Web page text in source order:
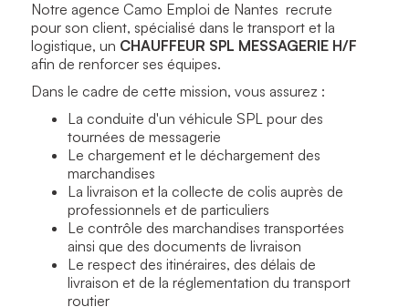
Notre agence Camo Emploi de Nantes recrute
pour son client, spécialisé dans le transport et la
logistique, un CHAUFFEUR SPL MESSAGERIE H/F
afin de renforcer ses équipes.
Dans le cadre de cette mission, vous assurez :
La conduite d'un véhicule SPL pour des
tournées de messagerie
Le chargement et le déchargement des
marchandises
La livraison et la collecte de colis auprès de
professionnels et de particuliers
Le contrôle des marchandises transportées
ainsi que des documents de livraison
Le respect des itinéraires, des délais de
livraison et de la réglementation du transport
routier